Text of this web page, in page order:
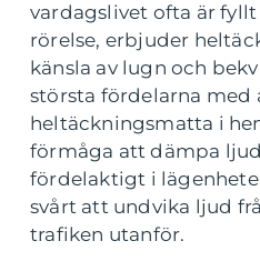
vardagslivet ofta är fyllt
rörelse, erbjuder
känsla av lugn och
största fördelarna med
heltäckningsmatta i
förmåga att dämpa
fördelaktigt i
svårt att undvika ljud
trafiken utanför.